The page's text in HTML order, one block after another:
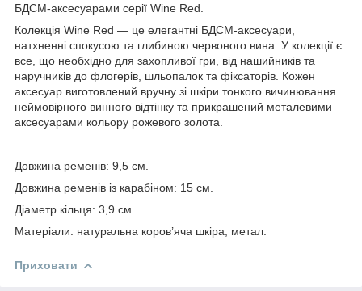
БДСМ-аксесуарами серії Wine Red.
Колекція Wine Red — це елегантні БДСМ-аксесуари,
натхненні спокусою та глибиною червоного вина. У колекції є
все, що необхідно для захопливої гри, від нашийників та
наручників до флогерів, шльопалок та фіксаторів. Кожен
аксесуар виготовлений вручну зі шкіри тонкого вичинювання
неймовірного винного відтінку та прикрашений металевими
аксесуарами кольору рожевого золота.
Довжина ременів: 9,5 см.
Довжина ременів із карабіном: 15 см.
Діаметр кільця: 3,9 см.
Матеріали: натуральна коров’яча шкіра, метал.
Приховати